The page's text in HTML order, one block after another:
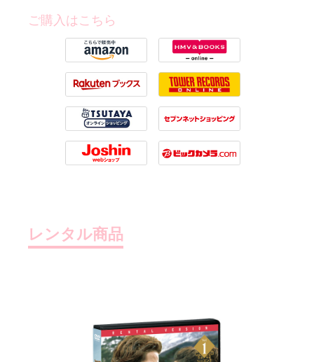
ご購入はこちら
Amazon HMV
Rakuten Tower Records
Tsutaya 7net
Joshin Biccamera
レンタル商品